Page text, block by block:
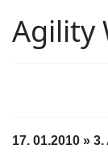
Agility
17. 01.2010 » 3.